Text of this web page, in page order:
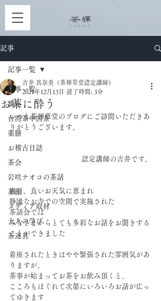
記事
記事一覧
講座
台湾茶中国茶
薬膳
お稽古日誌
茶会
岩咲ナオコの茶話
茶旅
メディア取材
大人の学び
茶道具
記事一覧
お茶に酔う
吉井 真奈美（茶禅草堂認定講師）
2021年12月13日 読了時間: 3分
いつも茶禅草堂のブログにご訪問いただきあ
りがとうございます。
認定講師の吉井です。
過日、良いお天気に恵まれ
静謐なお寺での空間で実施された
茶話会では
みなさまからとても多彩なお話をお聞きする
ことができました
着座されたときはやや緊張された雰囲気があ
りますが、
茶事が始まってお茶をお飲み頂くと、
こころもほぐれて次第にいろいろお話が広っ
てゆきます